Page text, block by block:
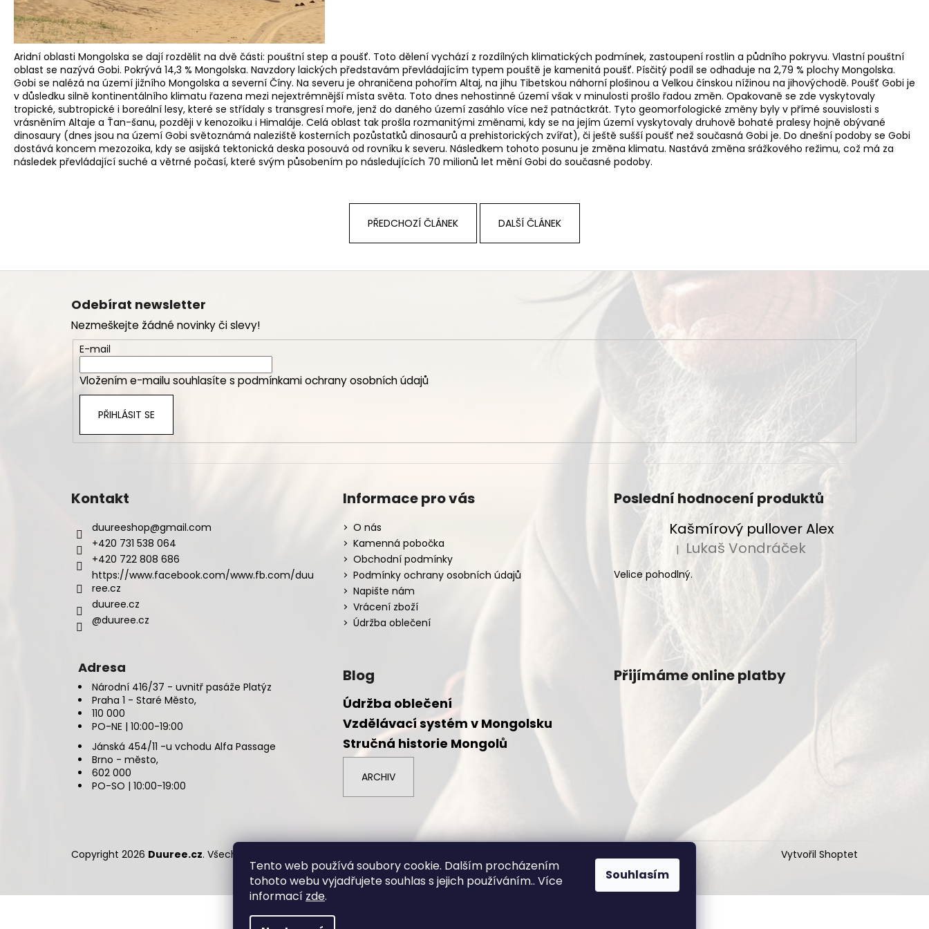
Tento web používá soubory cookie. Dalším procházením
tohoto webu vyjadřujete souhlas s jejich používáním.. Více
informací zde.
Souhlasím
Aridní oblasti Mongolska se dají rozdělit na dvě části: pouštní step a poušť. Toto dělení vychází z rozdílných klimatických podmínek, zastoupení rostlin a půdního pokryvu. Vlastní pouštní
oblast se nazývá Gobi. Pokrývá 14,3 % Mongolska. Navzdory laických představám převládajícím typem pouště je kamenitá poušť. Písčitý podíl se odhaduje na 2,79 % plochy Mongolska.
Gobi se nalézá na území jižního Mongolska a severní Číny. Na severu je ohraničena pohořím Altaj, na jihu Tibetskou náhorní plošinou a Velkou čínskou nížinou na jihovýchodě. Poušť Gobi je
v důsledku silně kontinentálního klimatu řazena mezi nejextrémnější místa světa. Toto dnes nehostinné území však v minulosti prošlo řadou změn. Opakovaně se zde vyskytovaly
tropické, subtropické i boreální lesy, které se střídaly s transgresí moře, jenž do daného území zasáhlo více než patnáctkrát. Tyto geomorfologické změny byly v přímé souvislosti s
vrásněním Altaje a Ťan-šanu, později v kenozoiku i Himaláje. Celá oblast tak prošla rozmanitými změnami, kdy se na jejím území vyskytovaly druhově bohaté pralesy hojně obývané
dinosaury (dnes jsou na území Gobi světoznámá naleziště kosterních pozůstatků dinosaurů a prehistorických zvířat), či ještě sušší poušť než současná Gobi je. Do dnešní podoby se Gobi
dostává koncem mezozoika, kdy se asijská tektonická deska posouvá od rovníku k severu. Následkem tohoto posunu je změna klimatu. Nastává změna srážkového režimu, což má za
následek převládající suché a větrné počasí, které svým působením po následujících 70 milionů let mění Gobi do současné podoby.
PŘEDCHOZÍ ČLÁNEK DALŠÍ ČLÁNEK
Z
Odebírat newsletter
Nezmeškejte žádné novinky či slevy!
E-mail
Vložením e-mailu souhlasíte spodmínkami ochrany osobních údajů
PŘIHLÁSIT SE
Kontakt
duureeshop@gmail.com
+420 731 538 064
+420 722 808 686
https://www.facebook.com/www.fb.com/duu
ree.cz
duuree.cz
@duuree.cz
Informace pro vás
O nás
Kamenná pobočka
Obchodní podmínky
Podmínky ochrany osobních údajů
Napište nám
Vrácení zboží
Údržba oblečení
Poslední hodnocení produktů
Kašmírový pullover Alex
Hodnocení produktu je 5 z 5 hvězdiček.
| Lukaš Vondráček
Velice pohodlný.
Adresa
Národní 416/37 - uvnitř pasáže Platýz
Praha 1 - Staré Město,
110 000
PO-NE | 10:00-19:00
Jánská 454/11 -u vchodu Alfa Passage
Brno - město,
602 000
PO-SO | 10:00-19:00
Blog
Údržba oblečení
Vzdělávací systém v Mongolsku
Stručná historie Mongolů
ARCHIV
Přijímáme online platby
Vytvořil Shoptet
Copyright 2026 Duuree.cz. Všechna práva vyhrazena.